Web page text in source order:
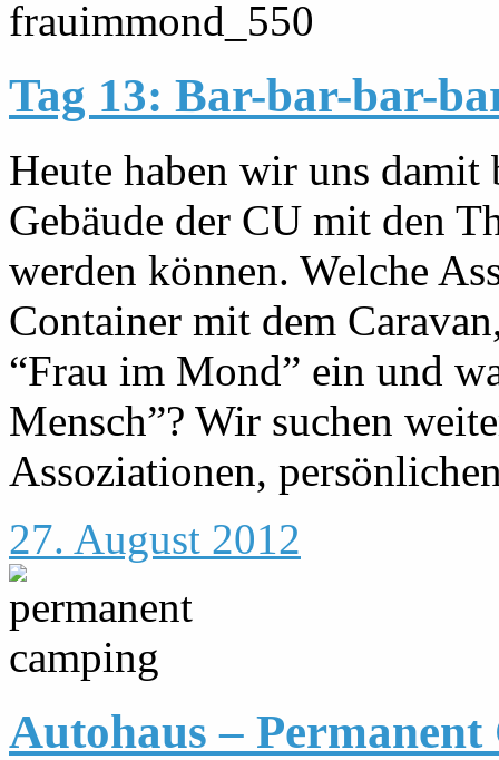
Tag 13: Bar-bar-bar-
Heute haben wir uns
Gebäude der CU mit den
werden können. Welche
Container mit dem
“Frau im Mond” ein und
Mensch”? Wir suchen
Assoziationen,
27. August 2012
Autohaus –